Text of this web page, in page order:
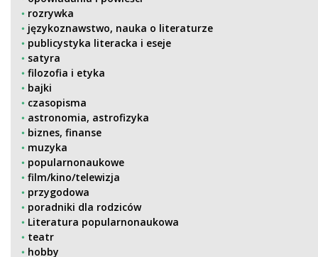
rozrywka
językoznawstwo, nauka o literaturze
publicystyka literacka i eseje
satyra
filozofia i etyka
bajki
czasopisma
astronomia, astrofizyka
biznes, finanse
muzyka
popularnonaukowe
film/kino/telewizja
przygodowa
poradniki dla rodziców
Literatura popularnonaukowa
teatr
hobby